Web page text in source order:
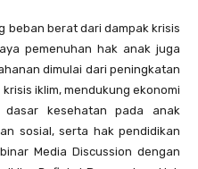
beban berat dari dampak krisis
pemenuhan hak anak juga
dimulai dari peningkatan
iklim, mendukung ekonomi
dasar kesehatan pada anak
sosial, serta hak pendidikan
Media Discussion dengan